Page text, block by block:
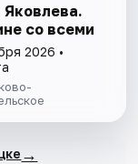
Яковлева.
со всеми
2026 •
→